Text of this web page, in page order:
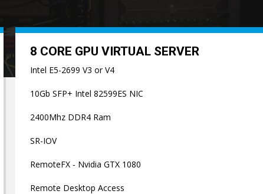
8 CORE GPU VIRTUAL SERVER
Intel E5-2699 V3 or V4
10Gb SFP+ Intel 82599ES NIC
2400Mhz DDR4 Ram
SR-IOV
RemoteFX - Nvidia GTX 1080
Remote Desktop Access